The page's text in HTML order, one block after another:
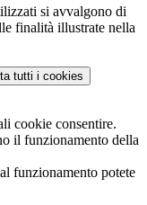
si avvalgono di
finalità illustrate nella
tutti i cookies
cookie consentire.
il funzionamento della
funzionamento potete